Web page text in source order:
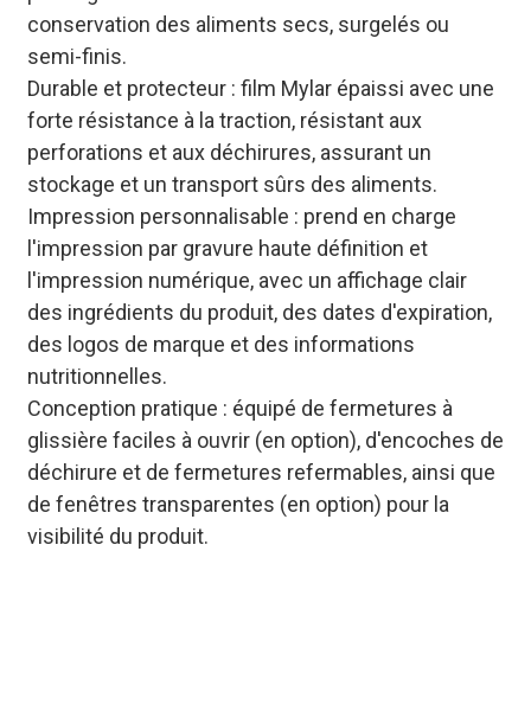
conservation des aliments secs, surgelés ou
semi-finis.
Durable et protecteur : film Mylar épaissi avec une
forte résistance à la traction, résistant aux
perforations et aux déchirures, assurant un
stockage et un transport sûrs des aliments.
Impression personnalisable : prend en charge
l'impression par gravure haute définition et
l'impression numérique, avec un affichage clair
des ingrédients du produit, des dates d'expiration,
des logos de marque et des informations
nutritionnelles.
Conception pratique : équipé de fermetures à
glissière faciles à ouvrir (en option), d'encoches de
déchirure et de fermetures refermables, ainsi que
de fenêtres transparentes (en option) pour la
visibilité du produit.